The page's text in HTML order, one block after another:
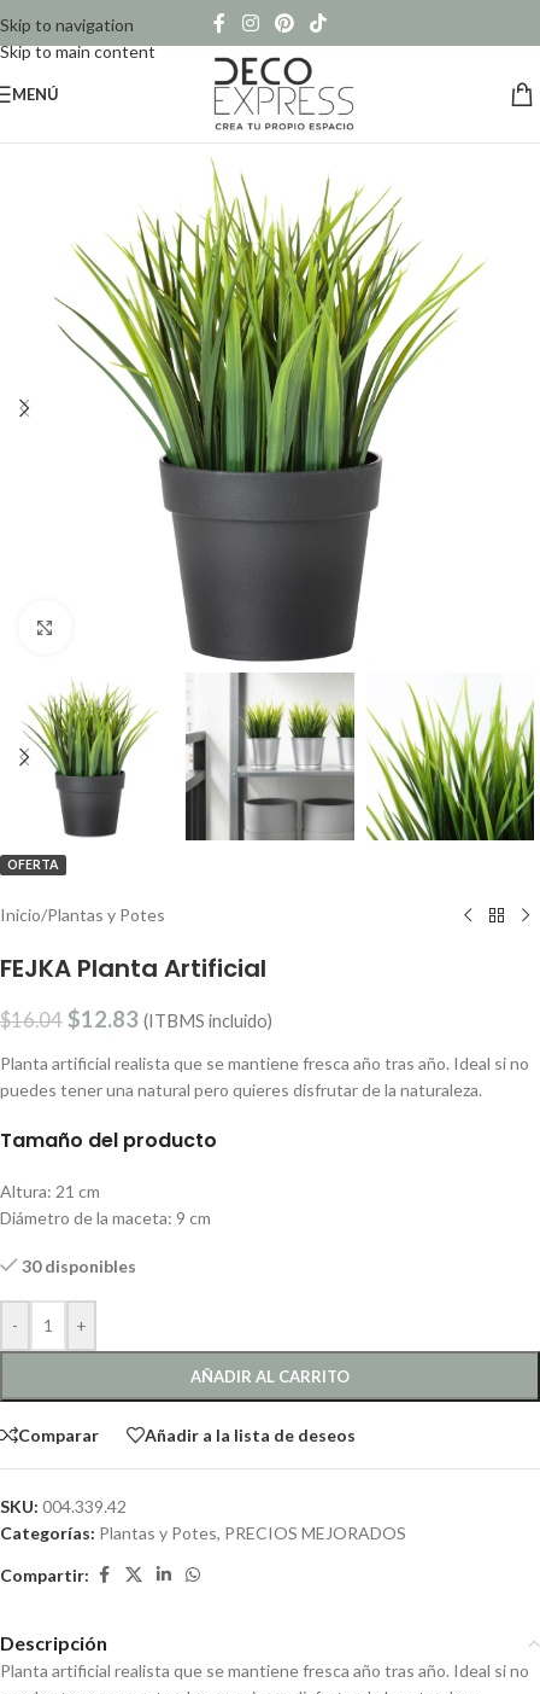
Skip to navigation
Skip to main content
MENÚ
Clic para ampliar
OFERTA
Inicio/Plantas y Potes
FEJKA Planta Artificial
$16.04 $12.83 (ITBMS incluido)
Planta artificial realista que se mantiene fresca año tras año. Ideal si no
puedes tener una natural pero quieres disfrutar de la naturaleza.
Tamaño del producto
Altura: 21 cm
Diámetro de la maceta: 9 cm
30 disponibles
- +
AÑADIR AL CARRITO
Comparar Añadir a la lista de deseos
SKU: 004.339.42
Categorías: Plantas y Potes, PRECIOS MEJORADOS
Compartir:
Descripción
Planta artificial realista que se mantiene fresca año tras año. Ideal si no